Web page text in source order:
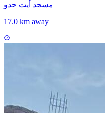
مسجد أيت حدو
17.0 km away